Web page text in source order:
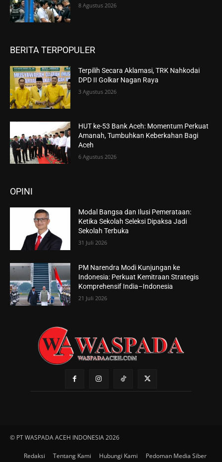
8 Agustus 2026
BERITA TERPOPULER
Terpilih Secara Aklamasi, TRK Nahkodai
DPD II Golkar Nagan Raya
3 Agustus 2026
HUT ke-53 Bank Aceh: Momentum Perkuat
Amanah, Tumbuhkan Keberkahan Bagi
Aceh
6 Agustus 2026
OPINI
Modal Bangsa dan Ilusi Pemerataan:
Ketika Sekolah Seleksi Dipaksa Jadi
Sekolah Terbuka
31 Juli 2026
PM Narendra Modi Kunjungan ke
Indonesia: Perkuat Kemitraan Strategis
Komprehensif India–Indonesia
21 Juli 2026
© PT WASPADA ACEH INDONESIA 2026
Redaksi Tentang Kami Hubungi Kami Pedoman Media Siber